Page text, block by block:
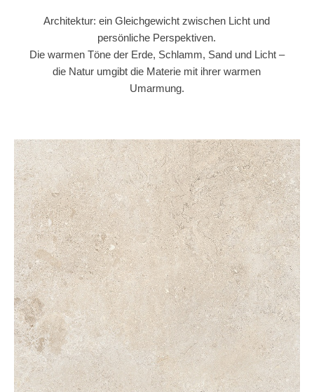
Architektur: ein Gleichgewicht zwischen Licht und
persönliche Perspektiven.
Die warmen Töne der Erde, Schlamm, Sand und Licht –
die Natur umgibt die Materie mit ihrer warmen
Umarmung.